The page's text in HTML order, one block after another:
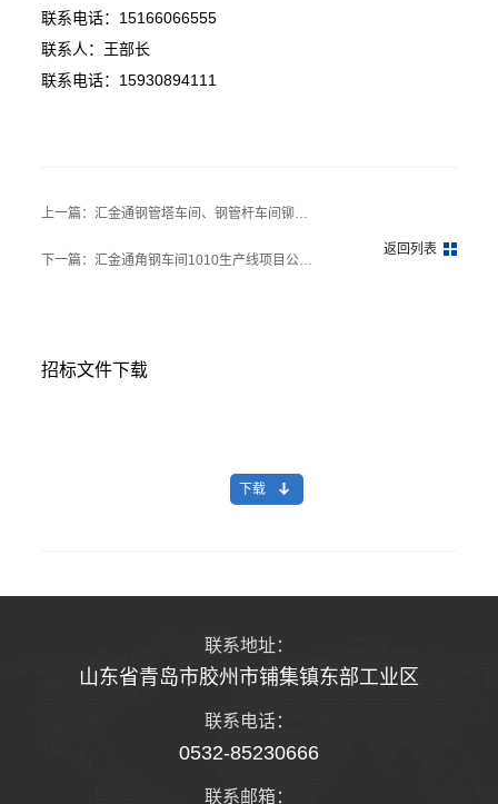
联系电话：15166066555
联系人：王部长
联系电话：15930894111
返回列表
招标文件下载
下载
联系地址：
山东省青岛市胶州市铺集镇东部工业区
联系电话：
0532-85230666
联系邮箱：